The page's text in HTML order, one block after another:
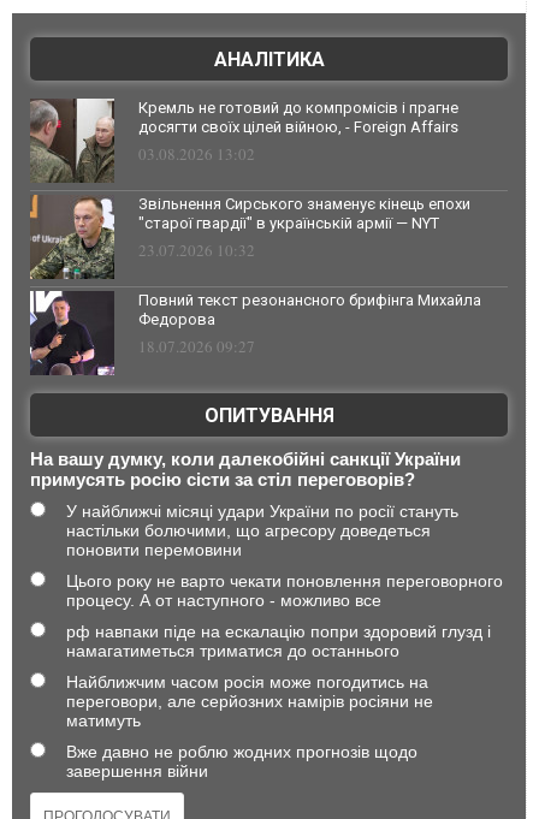
АНАЛІТИКА
Кремль не готовий до компромісів і прагне
досягти своїх цілей війною, - Foreign Affairs
03.08.2026 13:02
Звільнення Сирського знаменує кінець епохи
"старої гвардії" в українській армії — NYT
23.07.2026 10:32
Повний текст резонансного брифінга Михайла
Федорова
18.07.2026 09:27
ОПИТУВАННЯ
На вашу думку, коли далекобійні санкції України
примусять росію сісти за стіл переговорів?
У найближчі місяці удари України по росії стануть
настільки болючими, що агресору доведеться
поновити перемовини
Цього року не варто чекати поновлення переговорного
процесу. А от наступного - можливо все
рф навпаки піде на ескалацію попри здоровий глузд і
намагатиметься триматися до останнього
Найближчим часом росія може погодитись на
переговори, але серйозних намірів росіяни не
матимуть
Вже давно не роблю жодних прогнозів щодо
завершення війни